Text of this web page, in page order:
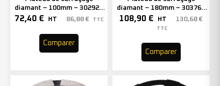
diamant – 100mm – 302927
(x1)
72,40 € HT 86,88 € TTC
Comparer
diamant – 180mm – 303766
(x1)
108,90 € HT 130,68 €
TTC
Comparer